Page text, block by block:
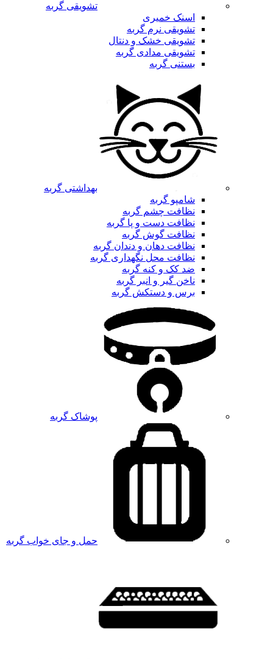
تشویقی گربه
اسنک خمیری
تشویقی نرم گربه
تشویقی خشک و دنتال
تشویقی مدادی گربه
بستنی گربه
بهداشتی گربه
شامپو گربه
نظافت چشم گربه
نظافت دست و پا گربه
نظافت گوش گربه
نظافت دهان و دندان گربه
نظافت محل نگهداری گربه
ضد کک و کنه گربه
ناخن گیر و انبر گربه
برس و دستکش گربه
پوشاک گربه
حمل و جای خواب گربه